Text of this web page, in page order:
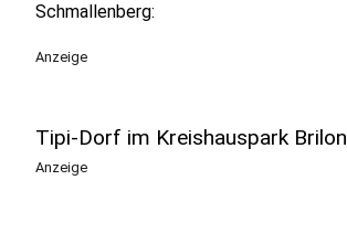
Schmallenberg:
Anzeige
Tipi-Dorf im Kreishauspark Brilon
Anzeige